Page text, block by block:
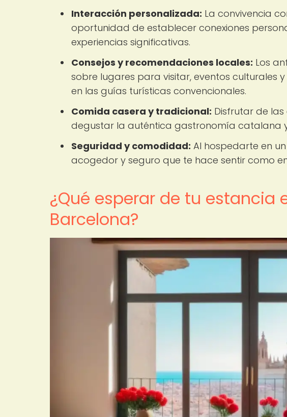
Interacción personalizada: La convivencia
oportunidad de establecer conexiones
experiencias significativas.
Consejos y recomendaciones locales: Los
sobre lugares para visitar, eventos culturales
en las guías turísticas convencionales.
Comida casera y tradicional: Disfrutar de
degustar la auténtica gastronomía catalana
Seguridad y comodidad: Al hospedarte en
acogedor y seguro que te hace sentir como
¿Qué esperar de tu estancia
Barcelona?